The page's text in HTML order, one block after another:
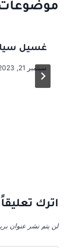
غسيل
سبتمبر 21, 2023
اترك تعليقاً
لن يتم نشر عنوان